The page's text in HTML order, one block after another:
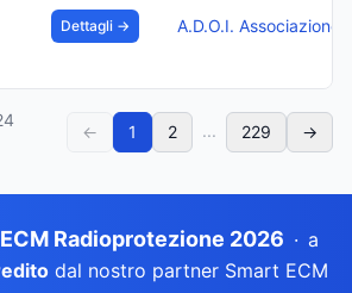
Dettagli →
← 1 2 ... 229 →
Radioprotezione 2026 · a
dal nostro partner Smart ECM